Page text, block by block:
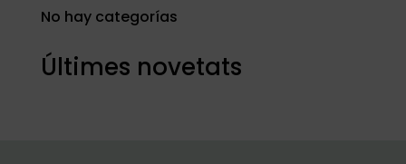
No hay categorías
Últimes novetats